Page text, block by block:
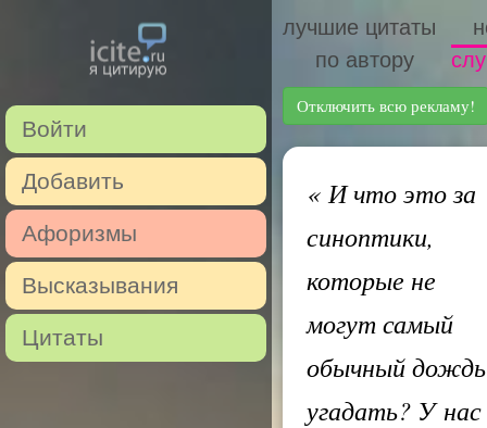
Войти
Добавить
Афоризмы
Высказывания
Цитаты
лучшие цитаты
по автору
Отключить всю рекламу!
«И что это за
синоптики,
которые не
могут самый
обычный дождь
угадать? У нас